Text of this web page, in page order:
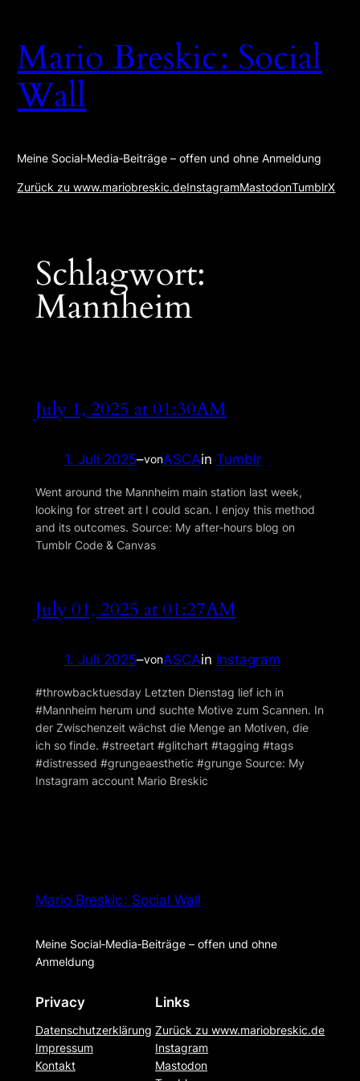
springen
Mario Breskic : Social
Wall
Meine Social‑Media‑Beiträge – offen und ohne Anmeldung
Zurück zu www.mariobreskic.deInstagramMastodonTumblrX
Schlagwort:
Mannheim
July 1, 2025 at 01:30AM
1. Juli 2025–vonASCAin Tumblr
Went around the Mannheim main station last week,
looking for street art I could scan. I enjoy this method
and its outcomes. Source: My after‑hours blog on
Tumblr Code & Canvas
July 01, 2025 at 01:27AM
1. Juli 2025–vonASCAin Instagram
#throwbacktuesday Letzten Dienstag lief ich in
#Mannheim herum und suchte Motive zum Scannen. In
der Zwischenzeit wächst die Menge an Motiven, die
ich so finde. #streetart #glitchart #tagging #tags
#distressed #grungeaesthetic #grunge Source: My
Instagram account Mario Breskic
Mario Breskic : Social Wall
Meine Social‑Media‑Beiträge – offen und ohne
Anmeldung
Privacy
Datenschutzerklärung
Impressum
Kontakt
Links
Zurück zu www.mariobreskic.de
Instagram
Mastodon